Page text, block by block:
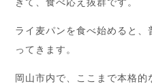
ライ麦パンを食べ始めると
ってきます。
岡山市内で、ここまで本格的